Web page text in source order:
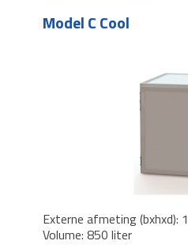
Model C Cool
Externe afmeting (bxhxd):
Volume: 850 liter